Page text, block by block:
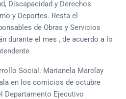
Discapacidad y Derechos
y Deportes. Resta el
de Obras y Servicios
durante el mes , de acuerdo a lo
Social: Marianela Marclay
en los comicios de octubre
Departamento Ejecutivo